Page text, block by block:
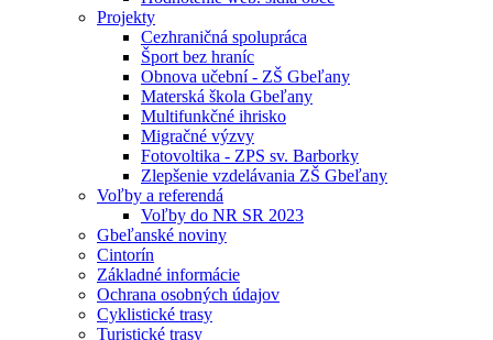
Projekty
Cezhraničná spolupráca
Šport bez hraníc
Obnova učební - ZŠ Gbeľany
Materská škola Gbeľany
Multifunkčné ihrisko
Migračné výzvy
Fotovoltika - ZPS sv. Barborky
Zlepšenie vzdelávania ZŠ Gbeľany
Voľby a referendá
Voľby do NR SR 2023
Gbeľanské noviny
Cintorín
Základné informácie
Ochrana osobných údajov
Cyklistické trasy
Turistické trasy